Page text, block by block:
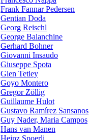
Frank Fannar Pedersen
Gentian Doda
Georg Reischl
George Balanchine
Gerhard Bohner
Giovanni Insaudo
Giuseppe Spota
Glen Tetley
Goyo Montero
Gregor Zöllig
Guillaume Hulot
Gustavo Ramírez Sansanos
Guy Nader, Maria Campos
Hans van Manen
Heinz Spoerli